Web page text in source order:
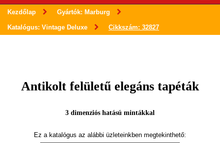
Kezdőlap Gyártók: Marburg
Katalógus: Vintage Deluxe Cikkszám: 32827
Antikolt felületű elegáns tapéták
3 dimenziós hatású mintákkal
Ez a katalógus az alábbi üzleteinkben megtekinthető: